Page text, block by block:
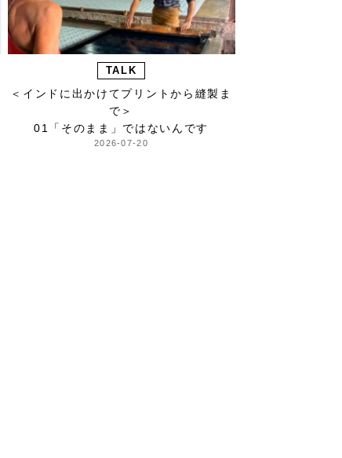
TALK
＜インドに出かけてプリントから縫製ま
で＞
01「そのまま」ではないんです
2026-07-20